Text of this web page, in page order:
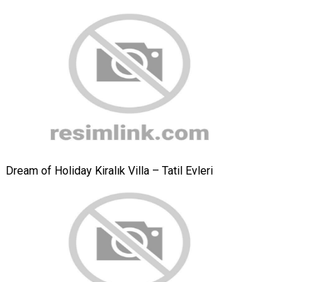
Dream of Holiday Kiralık Villa – Tatil Evleri